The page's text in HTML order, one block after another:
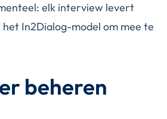
elk interview levert
In2Dialog-model om mee te
beheren